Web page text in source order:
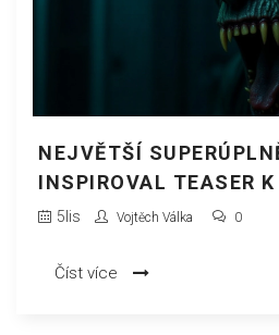
NEJVĚTŠÍ
INSPIROVAL TEASER
MUŽ S
5 lis Vojtěch Válka 0
Číst více